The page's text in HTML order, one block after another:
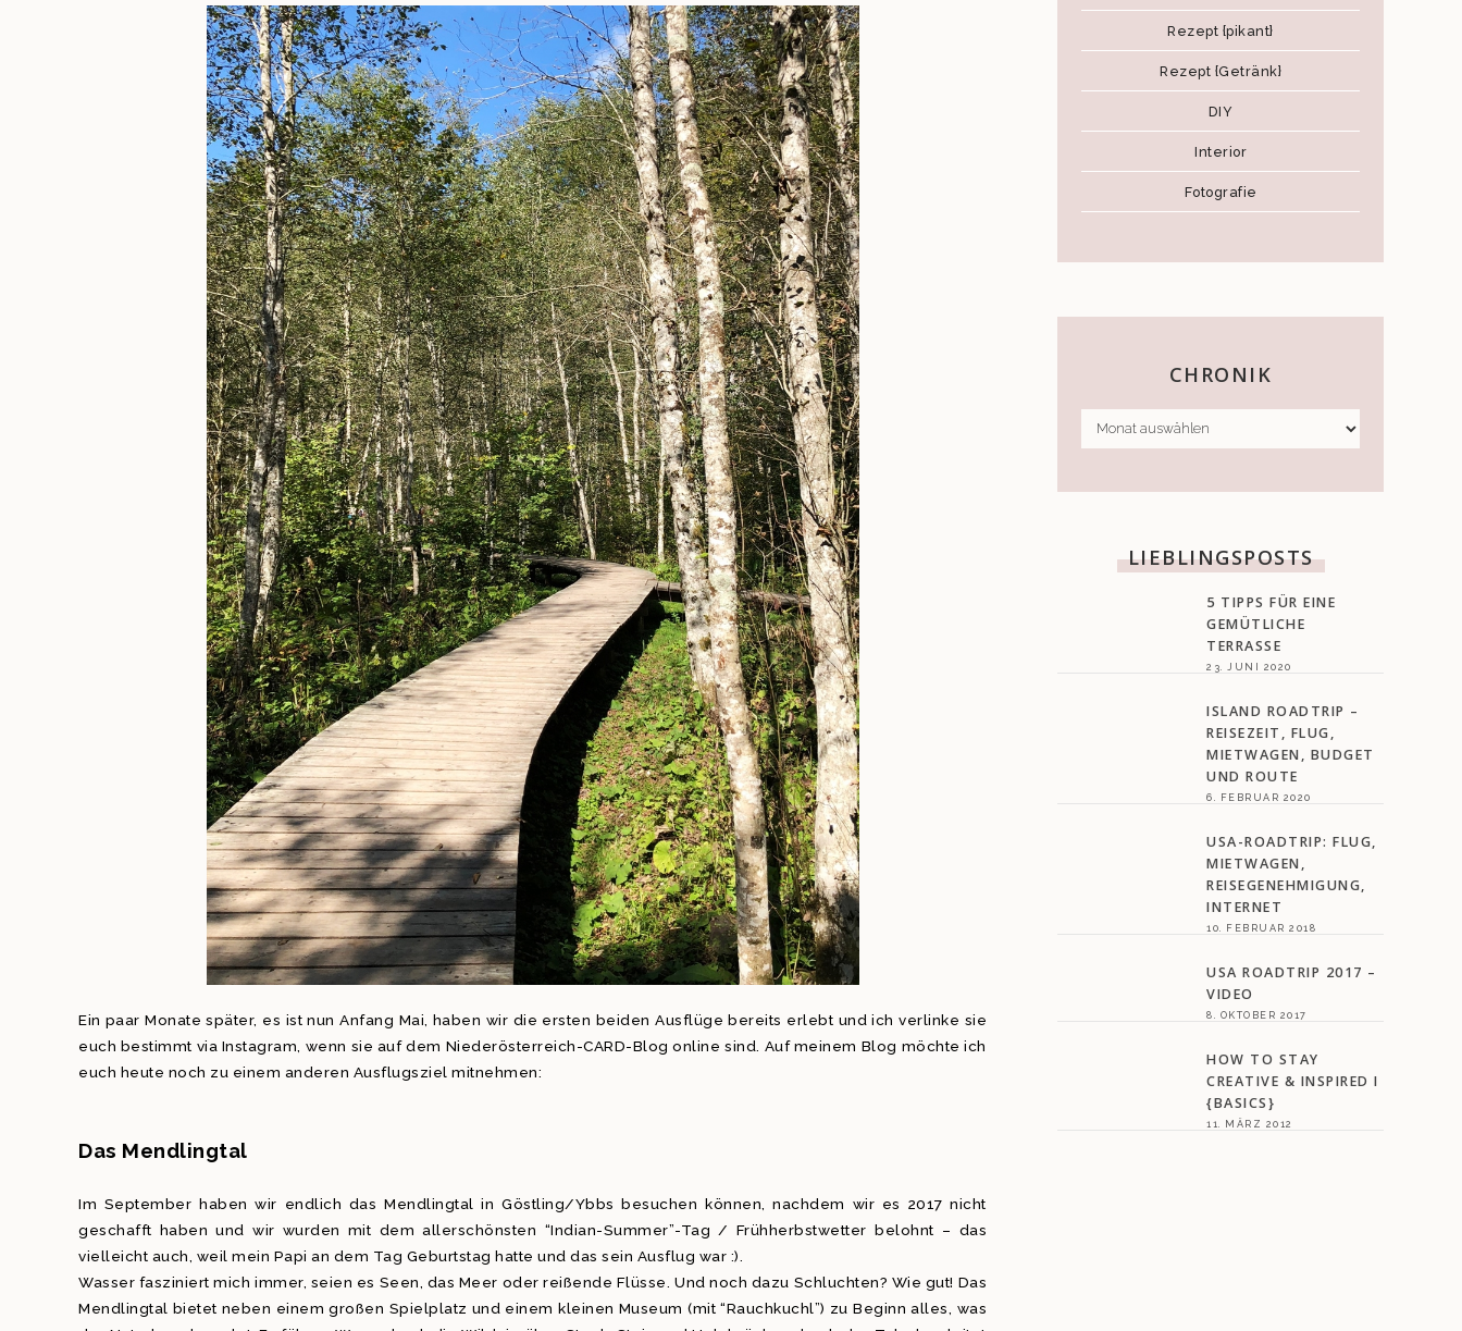
Ein paar Monate später, es ist nun Anfang Mai, haben wir die ersten beiden Ausflüge bereits erlebt und ich verlinke sie
euch bestimmt via Instagram, wenn sie auf dem Niederösterreich-CARD-Blog online sind. Auf meinem Blog möchte ich
euch heute noch zu einem anderen Ausflugsziel mitnehmen:
Das Mendlingtal
Im September haben wir endlich das Mendlingtal in Göstling/Ybbs besuchen können, nachdem wir es 2017 nicht
geschafft haben und wir wurden mit dem allerschönsten “Indian-Summer”-Tag / Frühherbstwetter belohnt – das
vielleicht auch, weil mein Papi an dem Tag Geburtstag hatte und das sein Ausflug war :).
Wasser fasziniert mich immer, seien es Seen, das Meer oder reißende Flüsse. Und noch dazu Schluchten? Wie gut! Das
Mendlingtal bietet neben einem großen Spielplatz und einem kleinen Museum (mit “Rauchkuchl”) zu Beginn alles, was
Rezept {pikant}
Rezept {Getränk}
DIY
Interior
Fotografie
CHRONIK
CHRONIK
LIEBLINGSPOSTS
5 TIPPS FÜR EINE
GEMÜTLICHE
TERRASSE
23. JUNI 2020
ISLAND ROADTRIP –
REISEZEIT, FLUG,
MIETWAGEN, BUDGET
UND ROUTE
6. FEBRUAR 2020
USA-ROADTRIP: FLUG,
MIETWAGEN,
REISEGENEHMIGUNG,
INTERNET
10. FEBRUAR 2018
USA ROADTRIP 2017 –
VIDEO
8. OKTOBER 2017
HOW TO STAY
CREATIVE & INSPIRED I
{BASICS}
11. MÄRZ 2012